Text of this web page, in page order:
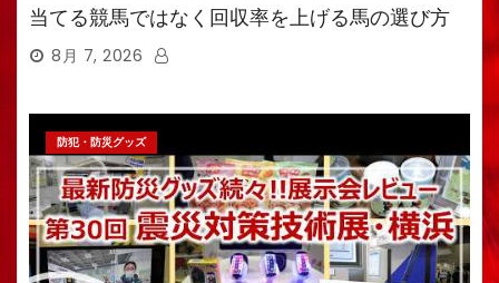
当てる競馬ではなく回収率を上げる馬の選び方
8月 7, 2026
防犯・防災グッズ